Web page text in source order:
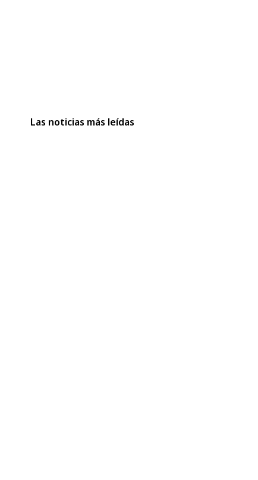
Las noticias más leídas